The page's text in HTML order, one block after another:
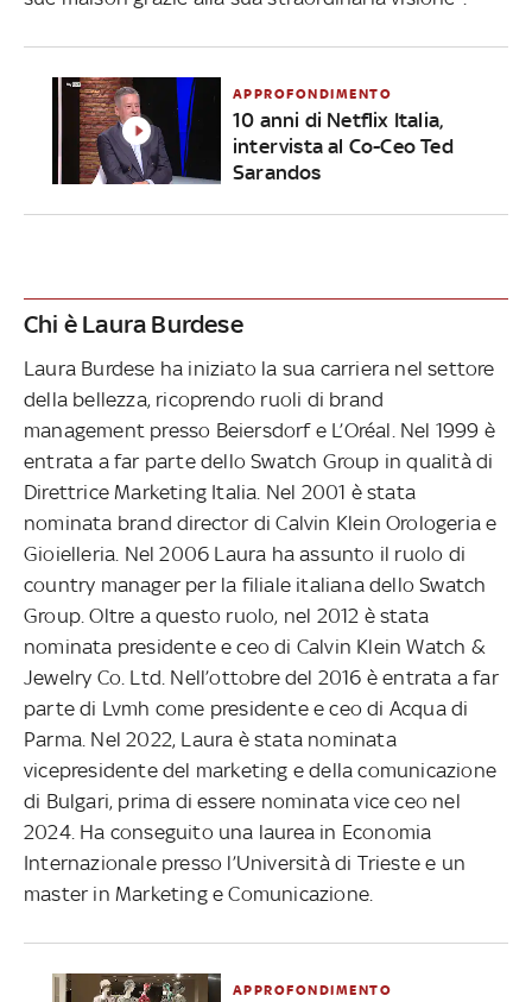
APPROFONDIMENTO
10 anni di Netflix Italia,
intervista al Co-Ceo Ted
Sarandos
Chi è Laura Burdese
Laura Burdese ha iniziato la sua carriera nel settore
della bellezza, ricoprendo ruoli di brand
management presso Beiersdorf e L’Oréal. Nel 1999 è
entrata a far parte dello Swatch Group in qualità di
Direttrice Marketing Italia. Nel 2001 è stata
nominata brand director di Calvin Klein Orologeria e
Gioielleria. Nel 2006 Laura ha assunto il ruolo di
country manager per la filiale italiana dello Swatch
Group. Oltre a questo ruolo, nel 2012 è stata
nominata presidente e ceo di Calvin Klein Watch &
Jewelry Co. Ltd. Nell’ottobre del 2016 è entrata a far
parte di Lvmh come presidente e ceo di Acqua di
Parma. Nel 2022, Laura è stata nominata
vicepresidente del marketing e della comunicazione
di Bulgari, prima di essere nominata vice ceo nel
2024. Ha conseguito una laurea in Economia
Internazionale presso l’Università di Trieste e un
master in Marketing e Comunicazione.
APPROFONDIMENTO